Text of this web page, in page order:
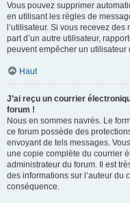
Vous pouvez supprimer
en utilisant les règles de
l’utilisateur. Si vous recevez
part d’un autre utilisateur,
peuvent empêcher un utilisateur
Haut
J’ai reçu un courrier
forum !
Nous en sommes navrés. Le
ce forum possède des
envoyant de tels messages.
une copie complète du courrier
administrateur du forum. Il est
des informations sur l’auteur du
conséquence.